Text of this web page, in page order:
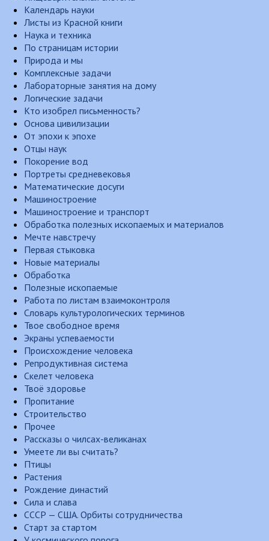
Календарь науки
Листы из Красной книги
Наука и техника
По страницам истории
Природа и мы
Комплексные задачи
Лабораторные занятия на дому
Логические задачи
Кто изобрел письменность?
Основа цивилизации
От эпохи к эпохе
Отцы наук
Покорение вод
Портреты средневековья
Математические досуги
Машиностроение
Машиностроение и транспорт
Обработка полезных ископаемых и материалов
Мечте навстречу
Первая стыковка
Новые материалы
Обработка
Полезные ископаемые
Работа по листам взаимоконтроля
Словарь культурологических терминов
Твое свободное время
Экраны успеваемости
Происхождение человека
Репродуктивная система
Скелет человека
Твоё здоровье
Пропитание
Строительство
Прочее
Рассказы о чилсах-великанах
Умеете ли вы считать?
Птицы
Растения
Рождение династий
Сила и слава
СССР — США. Орбиты сотрудничества
Старт за стартом